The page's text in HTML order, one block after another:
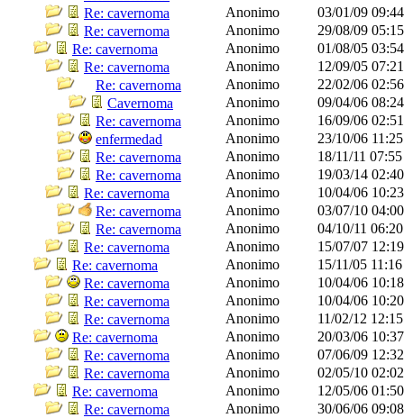
Re: cavernoma
Anonimo 03/01/09
Re: cavernoma
Anonimo 29/08/09
Re: cavernoma
Anonimo 01/08/05
Re: cavernoma
Anonimo 12/09/05
Re: cavernoma
Anonimo 22/02/06
Cavernoma
Anonimo 09/04/06
Re: cavernoma
Anonimo 16/09/06
enfermedad
Anonimo 23/10/06
Re: cavernoma
Anonimo 18/11/11
Re: cavernoma
Anonimo 19/03/14
Re: cavernoma
Anonimo 10/04/06
Re: cavernoma
Anonimo 03/07/10
Re: cavernoma
Anonimo 04/10/11
Re: cavernoma
Anonimo 15/07/07
Re: cavernoma
Anonimo 15/11/05
Re: cavernoma
Anonimo 10/04/06
Re: cavernoma
Anonimo 10/04/06
Re: cavernoma
Anonimo 11/02/12
Re: cavernoma
Anonimo 20/03/06
Re: cavernoma
Anonimo 07/06/09
Re: cavernoma
Anonimo 02/05/10
Re: cavernoma
Anonimo 12/05/06
Re: cavernoma
Anonimo 30/06/06